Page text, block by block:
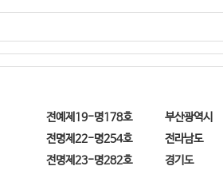
전예제19-명178호
부산광역시
전명제22-명254호
전라남도
전명제23-명282호
경기도